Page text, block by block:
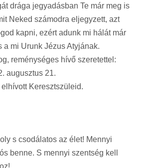
drága jegyadásban Te már meg is
Neked számodra eljegyzett, azt
kapni, ezért adunk mi hálát már
a mi Urunk Jézus Atyjának.
reménységes hívő szeretettel:
augusztus 21.
Keresztszüleid.
s csodálatos az élet! Mennyi
benne. S mennyi szentség kell